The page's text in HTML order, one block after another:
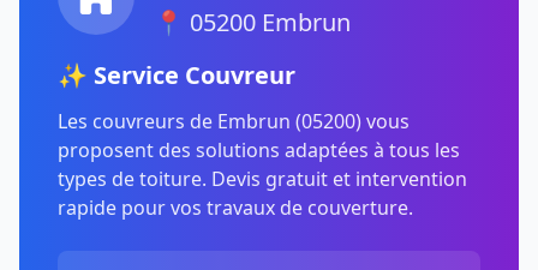
📍 05200 Embrun
✨ Service Couvreur
Les couvreurs de Embrun (05200) vous
proposent des solutions adaptées à tous les
types de toiture. Devis gratuit et intervention
rapide pour vos travaux de couverture.